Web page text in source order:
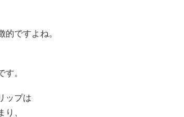
ですよね。
。
ップは
、